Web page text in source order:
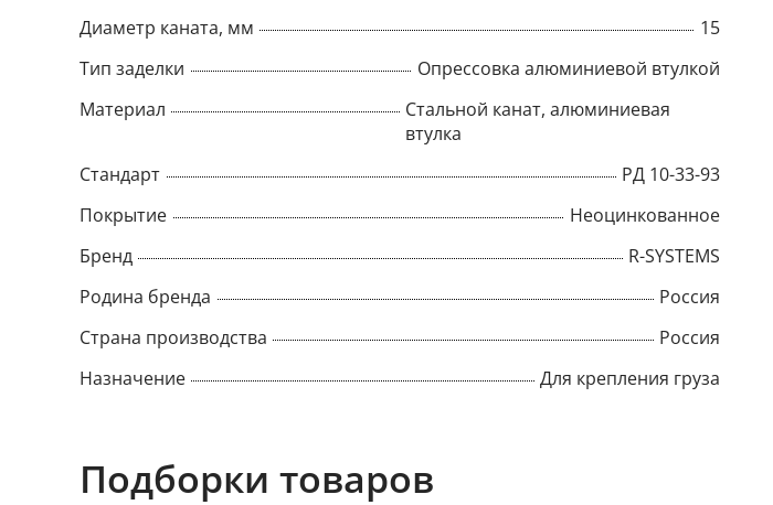
Диаметр каната, мм
15
Тип заделки
Опрессовка алюминиевой втулкой
Материал
Стальной канат, алюминиевая
втулка
Стандарт
РД 10-33-93
Покрытие
Неоцинкованное
Бренд
R-SYSTEMS
Родина бренда
Россия
Страна производства
Россия
Назначение
Для крепления груза
Подборки товаров
Title